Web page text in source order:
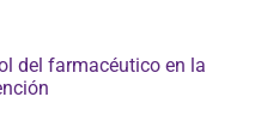
del farmacéutico en la